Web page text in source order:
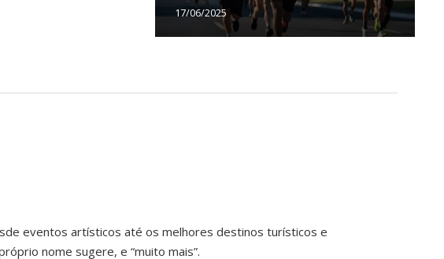
17/06/2025
eventos artísticos até os melhores destinos turísticos e
nome sugere, e “muito mais”.